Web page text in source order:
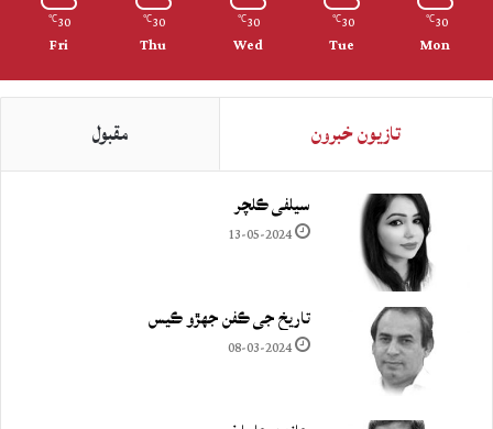
30
℃
Mon
30
℃
Tue
30
℃
Wed
30
℃
Thu
30
℃
Fri
تازيون خبرون مقبول
سيلفي ڪلچر
13-05-2024
تاريخ جي ڪفن جھڙو ڪيس
08-03-2024